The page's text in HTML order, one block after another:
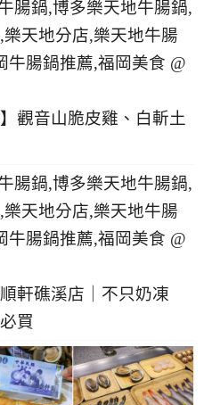
觀音山脆皮雞、白斬土
軒礁溪店｜不只奶凍
買